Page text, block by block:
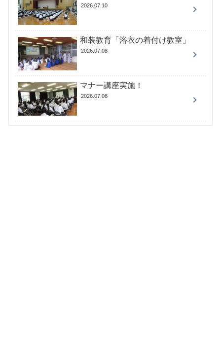
2026.07.10
和装教育「浴衣の着付け教室」
2026.07.08
マナー講座実施！
2026.07.08